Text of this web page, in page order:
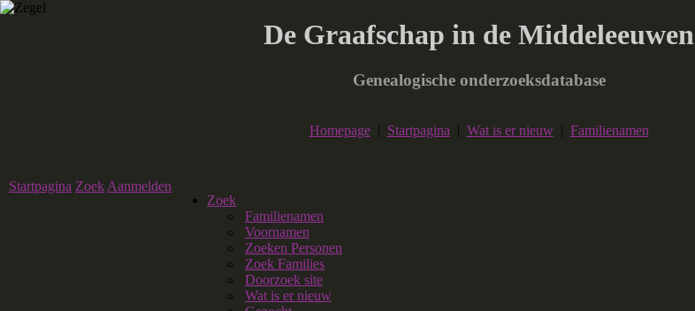
De Graafschap in de Middeleeuwen
Genealogische onderzoeksdatabase
Homepage| Startpagina | Wat is er nieuw | Familienamen
Startpagina Zoek Aanmelden
Zoek
Familienamen
Voornamen
Zoeken Personen
Zoek Families
Doorzoek site
Wat is er nieuw